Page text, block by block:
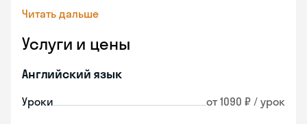
Читать дальше
Услуги и цены
Английский язык
Уроки от 1090 ₽ / урок